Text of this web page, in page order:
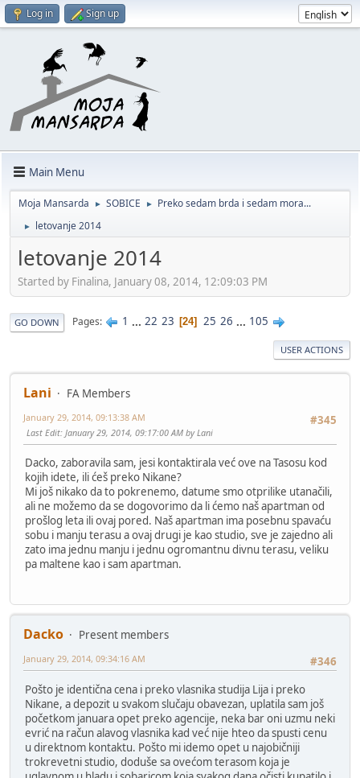
Log in Sign up
Main Menu
Moja Mansarda ► SOBICE ► Preko sedam brda i sedam mora...
► letovanje 2014
letovanje 2014
Started by Finalina, January 08, 2014, 12:09:03 PM
GO DOWN Pages 1 ... 22 23 24 25 26 ... 105
USER ACTIONS
Lani
FA Members
#345
January 29, 2014, 09:13:38 AM
Last Edit: January 29, 2014, 09:17:00 AM by Lani
Dacko, zaboravila sam, jesi kontaktirala već ove na Tasosu kod
kojih idete, ili ćeš preko Nikane?
Mi još nikako da to pokrenemo, datume smo otprilike utanačili,
ali ne možemo da se dogovorimo da li ćemo naš apartman od
prošlog leta ili ovaj pored. Naš apartman ima posebnu spavaću
sobu i manju terasu a ovaj drugi je kao studio, sve je zajedno ali
zato ima jednu manju i jednu ogromantnu divnu terasu, veliku
pa maltene kao i sam apartman.
Dacko
Present members
#346
January 29, 2014, 09:34:16 AM
Pošto je identična cena i preko vlasnika studija Lija i preko
Nikane, a depozit u svakom slučaju obavezan, uplatila sam još
početkom januara opet preko agencije, neka bar oni uzmu neki
evrić na račun alavog vlasnika kad već nije hteo da spusti cenu
u direktnom kontaktu. Pošto mi idemo opet u najobičniji
trokrevetni studio, doduše sa ovećom terasom koja je